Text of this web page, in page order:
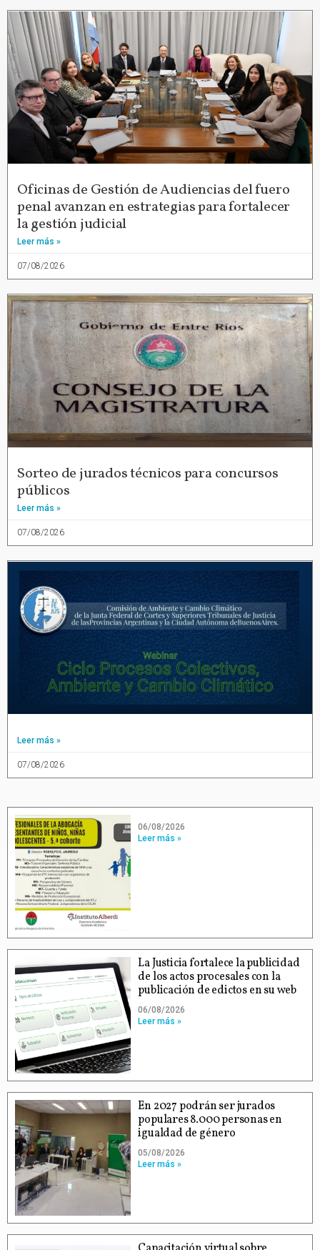
Oficinas de Gestión de Audiencias del fuero
penal avanzan en estrategias para fortalecer
la gestión judicial
Leer más »
07/08/2026
Sorteo de jurados técnicos para concursos
públicos
Leer más »
07/08/2026
Leer más »
07/08/2026
06/08/2026
Leer más »
La Justicia fortalece la publicidad
de los actos procesales con la
publicación de edictos en su web
06/08/2026
Leer más »
En 2027 podrán ser jurados
populares 8.000 personas en
igualdad de género
05/08/2026
Leer más »